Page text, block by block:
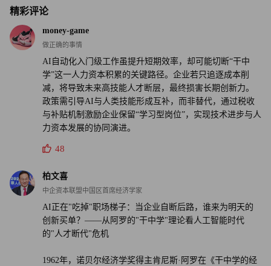
精彩评论
money-game
做正确的事情
AI自动化入门级工作虽提升短期效率，却可能切断“干中
学”这一人力资本积累的关键路径。企业若只追逐成本削
减，将导致未来高技能人才断层，最终损害长期创新力。
政策需引导AI与人类技能形成互补，而非替代，通过税收
与补贴机制激励企业保留“学习型岗位”，实现技术进步与人
力资本发展的协同演进。
48
柏文喜
中企资本联盟中国区首席经济学家
AI正在"吃掉"职场梯子：当企业自断后路，谁来为明天的
创新买单？——从阿罗的"干中学"理论看人工智能时代
的"人才断代"危机
1962年，诺贝尔经济学奖得主肯尼斯·阿罗在《干中学的经